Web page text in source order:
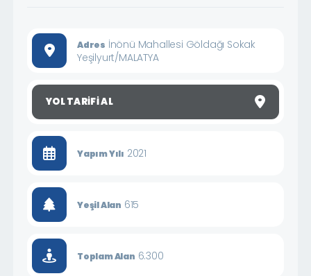
Adres İnönü Mahallesi Göldağı Sokak
Yeşilyurt/MALATYA
YOL TARIFI AL
Yapım Yılı 2021
Yeşil Alan 615
Toplam Alan 6.300